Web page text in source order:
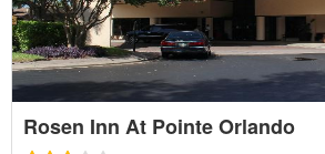
Rosen Inn At Pointe Orlando